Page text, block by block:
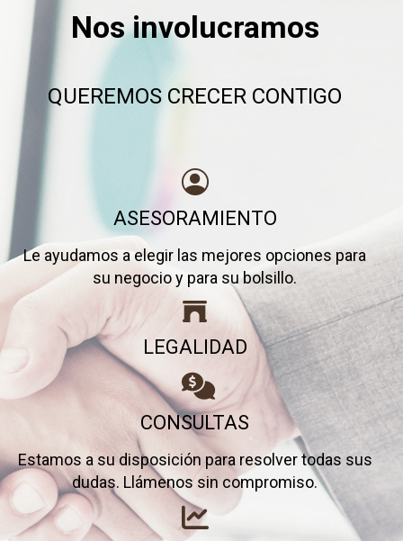
Nos involucramos
QUEREMOS CRECER CONTIGO
ASESORAMIENTO
Le ayudamos a elegir las mejores opciones para
su negocio y para su bolsillo.
LEGALIDAD
CONSULTAS
Estamos a su disposición para resolver todas sus
dudas. Llámenos sin compromiso.